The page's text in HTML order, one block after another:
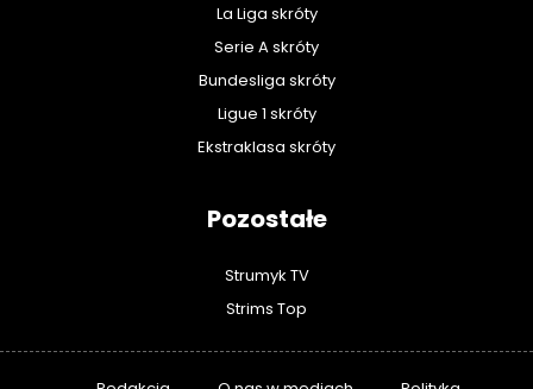
La Liga skróty
Serie A skróty
Bundesliga skróty
Ligue 1 skróty
Ekstraklasa skróty
Pozostałe
Strumyk TV
Strims Top